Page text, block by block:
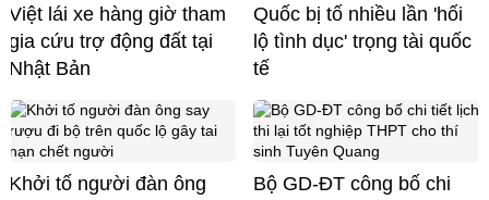
Việt lái xe hàng giờ tham
gia cứu trợ động đất tại
Nhật Bản
Quốc bị tố nhiều lần 'hối
lộ tình dục' trọng tài quốc
tế
Khởi tố người đàn ông
Bộ GD-ĐT công bố chi